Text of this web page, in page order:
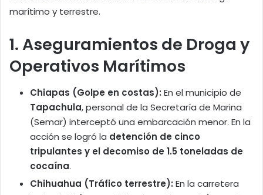
marítimo y terrestre.
1. Aseguramientos de Droga y
Operativos Marítimos
Chiapas (Golpe en costas): En el municipio de
Tapachula, personal de la Secretaría de Marina
(Semar) interceptó una embarcación menor. En la
acción se logró la detención de cinco
tripulantes y el decomiso de 1.5 toneladas de
cocaína.
Chihuahua (Tráfico terrestre): En la carretera